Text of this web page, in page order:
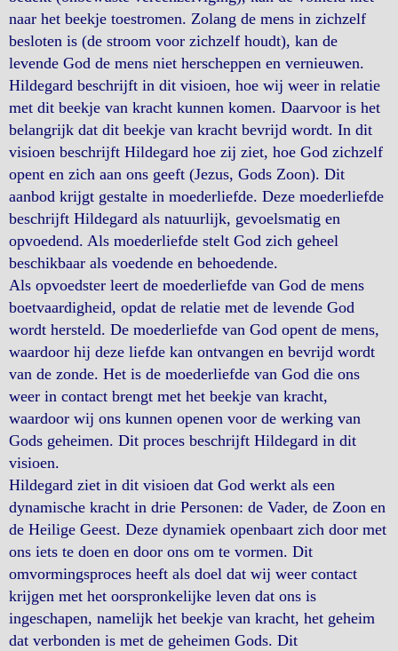
naar het beekje toestromen. Zolang de mens in zichzelf
besloten is (de stroom voor zichzelf houdt), kan de
levende God de mens niet herscheppen en vernieuwen.
Hildegard beschrijft in dit visioen, hoe wij weer in relatie
met dit beekje van kracht kunnen komen. Daarvoor is het
belangrijk dat dit beekje van kracht bevrijd wordt. In dit
visioen beschrijft Hildegard hoe zij ziet, hoe God zichzelf
opent en zich aan ons geeft (Jezus, Gods Zoon). Dit
aanbod krijgt gestalte in moederliefde. Deze moederliefde
beschrijft Hildegard als natuurlijk, gevoelsmatig en
opvoedend. Als moederliefde stelt God zich geheel
beschikbaar als voedende en behoedende.
Als opvoedster leert de moederliefde van God de mens
boetvaardigheid, opdat de relatie met de levende God
wordt hersteld. De moederliefde van God opent de mens,
waardoor hij deze liefde kan ontvangen en bevrijd wordt
van de zonde. Het is de moederliefde van God die ons
weer in contact brengt met het beekje van kracht,
waardoor wij ons kunnen openen voor de werking van
Gods geheimen. Dit proces beschrijft Hildegard in dit
visioen.
Hildegard ziet in dit visioen dat God werkt als een
dynamische kracht in drie Personen: de Vader, de Zoon en
de Heilige Geest. Deze dynamiek openbaart zich door met
ons iets te doen en door ons om te vormen. Dit
omvormingsproces heeft als doel dat wij weer contact
krijgen met het oorspronkelijke leven dat ons is
ingeschapen, namelijk het beekje van kracht, het geheim
dat verbonden is met de geheimen Gods. Dit